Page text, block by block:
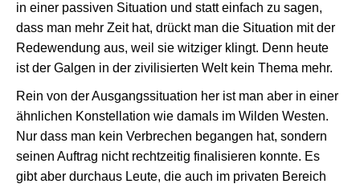
in einer passiven Situation und statt einfach zu sagen,
dass man mehr Zeit hat, drückt man die Situation mit der
Redewendung aus, weil sie witziger klingt. Denn heute
ist der Galgen in der zivilisierten Welt kein Thema mehr.
Rein von der Ausgangssituation her ist man aber in einer
ähnlichen Konstellation wie damals im Wilden Westen.
Nur dass man kein Verbrechen begangen hat, sondern
seinen Auftrag nicht rechtzeitig finalisieren konnte. Es
gibt aber durchaus Leute, die auch im privaten Bereich